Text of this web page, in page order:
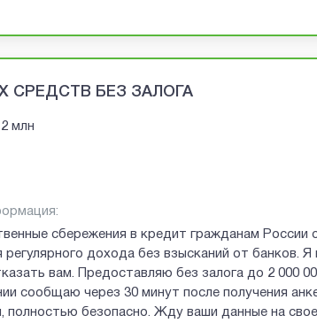
СРЕДСТВ БЕЗ ЗАЛОГА
2 млн
сбережения в кредит гражданам России
регулярного дохода без взысканий от банков.
вам. Предоставляю без залога до 2 000
сообщаю через 30 минут после получения
полностью безопасно. Жду ваши данные на